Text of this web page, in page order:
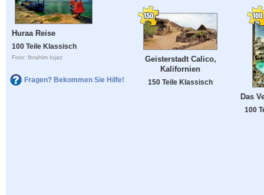
Huraa Reise
100 Teile Klassisch
Foto: Ibrahim Iujaz
Fragen? Bekommen Sie Hilfe!
Geisterstadt Calico,
Kalifornien
150 Teile Klassisch
Das
100